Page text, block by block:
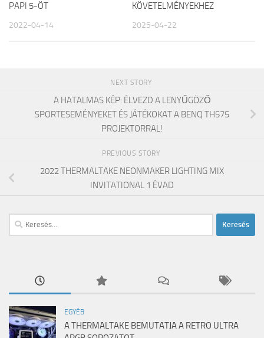
PAPI 5-ÖT
2022-04-14
KÖVETELMÉNYEKHEZ
2025-04-22
NEXT STORY
A HATALMAS KÉP: ÉLVEZD A LENYŰGÖZŐ
SPORTESEMÉNYEKET ÉS JÁTÉKOKAT A BENQ TH575
PROJEKTORRAL!
PREVIOUS STORY
2022 THERMALTAKE NEONMAKER LIGHTING MIX
INVITATIONAL 1 ÉVAD
Keresés:
EGYÉB
A THERMALTAKE BEMUTATJA A RETRO ULTRA